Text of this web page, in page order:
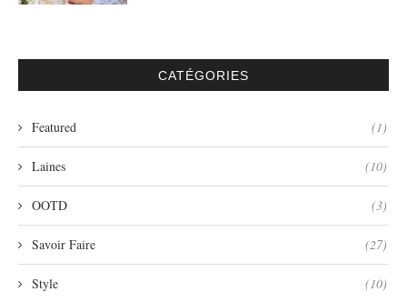
CATÉGORIES
Featured (1)
Laines (10)
OOTD (3)
Savoir Faire (27)
Style (10)